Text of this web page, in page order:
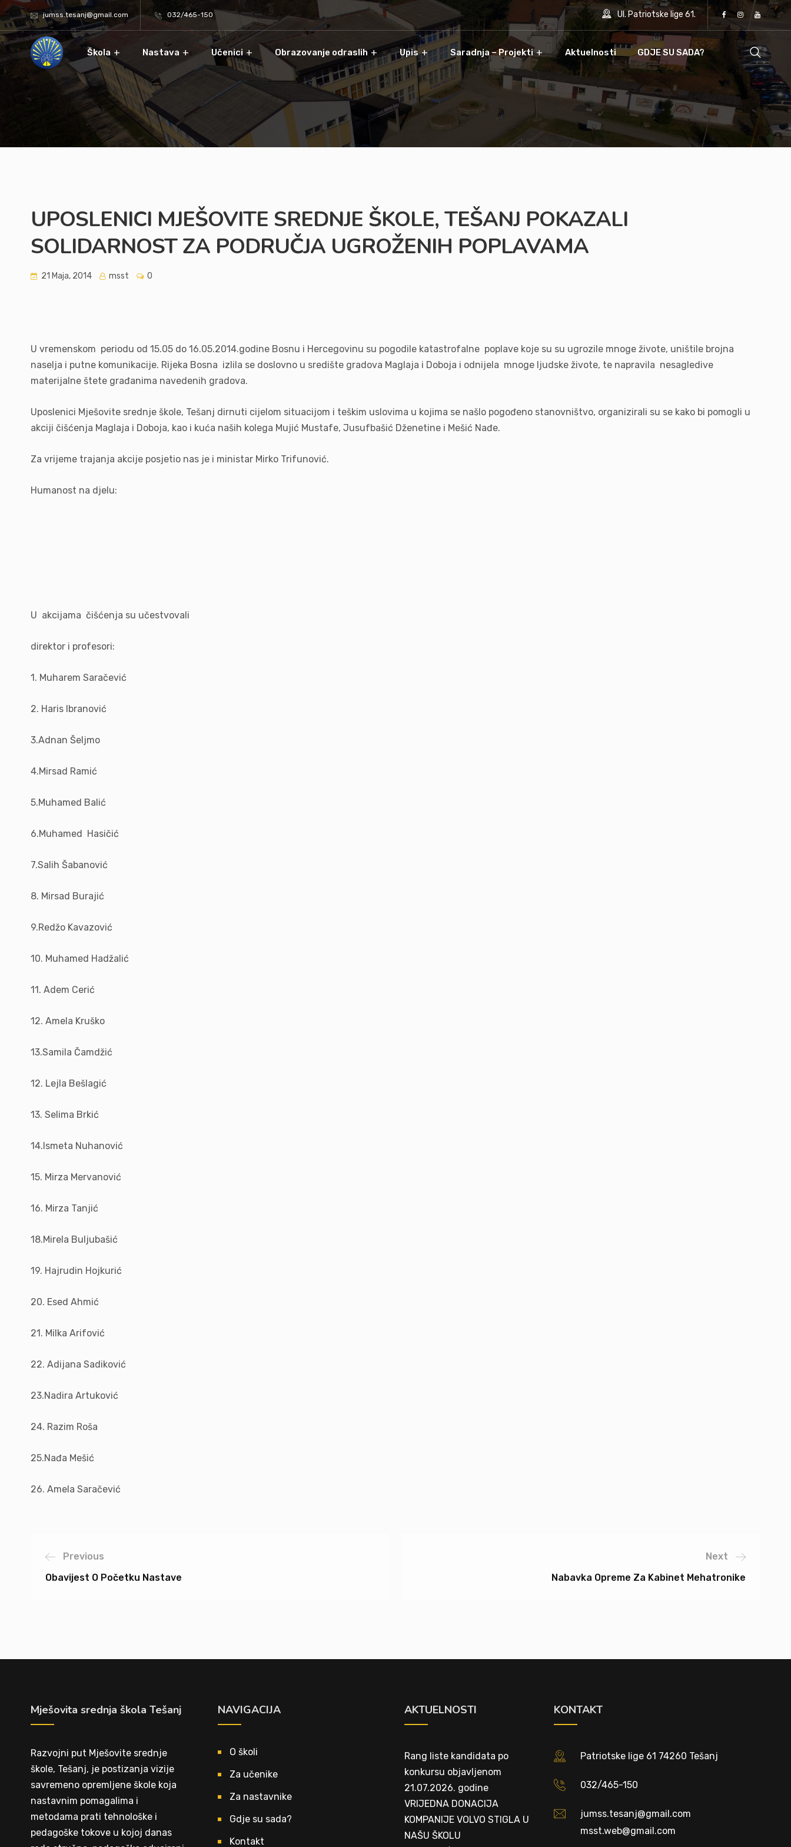
jumss.tesanj@gmail.com 032/465-150 Ul. Patriotske lige 61.
Škola Nastava Učenici Obrazovanje odraslih Upis Saradnja – Projekti Aktuelnosti GDJE SU SADA?
UPOSLENICI MJEŠOVITE SREDNJE ŠKOLE, TEŠANJ POKAZALI
SOLIDARNOST ZA PODRUČJA UGROŽENIH POPLAVAMA
21 Maja, 2014 msst 0
U vremenskom periodu od 15.05 do 16.05.2014.godine Bosnu i Hercegovinu su pogodile katastrofalne poplave koje su su ugrozile mnoge živote, uništile brojna
naselja i putne komunikacije. Rijeka Bosna izlila se doslovno u središte gradova Maglaja i Doboja i odnijela mnoge ljudske živote, te napravila nesagledive
materijalne štete građanima navedenih gradova.
Uposlenici Mješovite srednje škole, Tešanj dirnuti cijelom situacijom i teškim uslovima u kojima se našlo pogođeno stanovništvo, organizirali su se kako bi pomogli u
akciji čišćenja Maglaja i Doboja, kao i kuća naših kolega Mujić Mustafe, Jusufbašić Dženetine i Mešić Nađe.
Za vrijeme trajanja akcije posjetio nas je i ministar Mirko Trifunović.
Humanost na djelu:
U akcijama čišćenja su učestvovali
direktor i profesori:
1. Muharem Saračević
2. Haris Ibranović
3.Adnan Šeljmo
4.Mirsad Ramić
5.Muhamed Balić
6.Muhamed Hasičić
7.Salih Šabanović
8. Mirsad Burajić
9.Redžo Kavazović
10. Muhamed Hadžalić
11. Adem Cerić
12. Amela Kruško
13.Samila Čamdžić
12. Lejla Bešlagić
13. Selima Brkić
14.Ismeta Nuhanović
15. Mirza Mervanović
16. Mirza Tanjić
18.Mirela Buljubašić
19. Hajrudin Hojkurić
20. Esed Ahmić
21. Milka Arifović
22. Adijana Sadiković
23.Nadira Artuković
24. Razim Roša
25.Nađa Mešić
26. Amela Saračević
Previous
Obavijest O Početku Nastave
Next
Nabavka Opreme Za Kabinet Mehatronike
Mješovita srednja škola Tešanj
Razvojni put Mješovite srednje
škole, Tešanj, je postizanja vizije
savremeno opremljene škole koja
nastavnim pomagalima i
metodama prati tehnološke i
pedagoške tokove u kojoj danas
NAVIGACIJA
O školi
Za učenike
Za nastavnike
Gdje su sada?
Kontakt
AKTUELNOSTI
Rang liste kandidata po
konkursu objavljenom
21.07.2026. godine
VRIJEDNA DONACIJA
KOMPANIJE VOLVO STIGLA U
NAŠU ŠKOLU
KONTAKT
Patriotske lige 61 74260 Tešanj
032/465-150
jumss.tesanj@gmail.com
msst.web@gmail.com